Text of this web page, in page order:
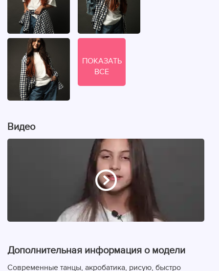
ПОКАЗАТЬ
ВСЕ
Видео
Дополнительная информация о модели
Современные танцы, акробатика, рисую, быстро